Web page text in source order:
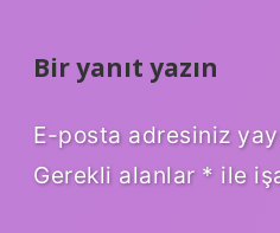
Bir yanıt yazın
E-posta adresiniz
Gerekli alanlar * ile